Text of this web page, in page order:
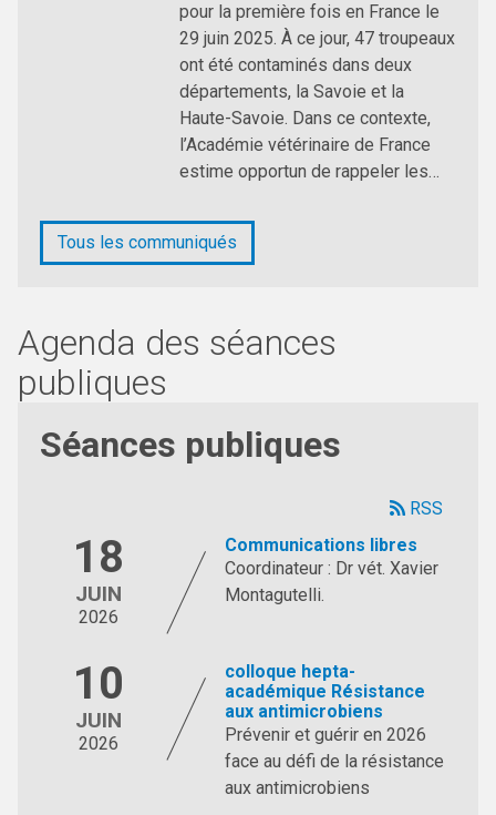
pour la première fois en France le
29 juin 2025. À ce jour, 47 troupeaux
ont été contaminés dans deux
départements, la Savoie et la
Haute-Savoie. Dans ce contexte,
l’Académie vétérinaire de France
estime opportun de rappeler les…
Tous les communiqués
Agenda des séances
publiques
Séances publiques
RSS
18
JUIN
2026
Communications libres
Coordinateur : Dr vét. Xavier
Montagutelli.
10
JUIN
2026
colloque hepta-
académique Résistance
aux antimicrobiens
Prévenir et guérir en 2026
face au défi de la résistance
aux antimicrobiens